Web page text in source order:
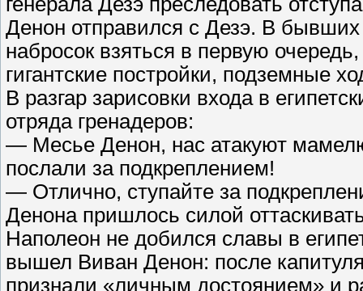
Денон отправился с Дезэ. В
набросок взяться в первую
гигантские постройки, подземные
В разгар зарисовки входа в
отряда гренадеров:
— Месье Денон, нас атакуют
послали за подкреплением!
— Отлично, ступайте за
Денона пришлось силой
Наполеон не добился славы в
вышел Виван Денон: после
признали «личным достоянием» и